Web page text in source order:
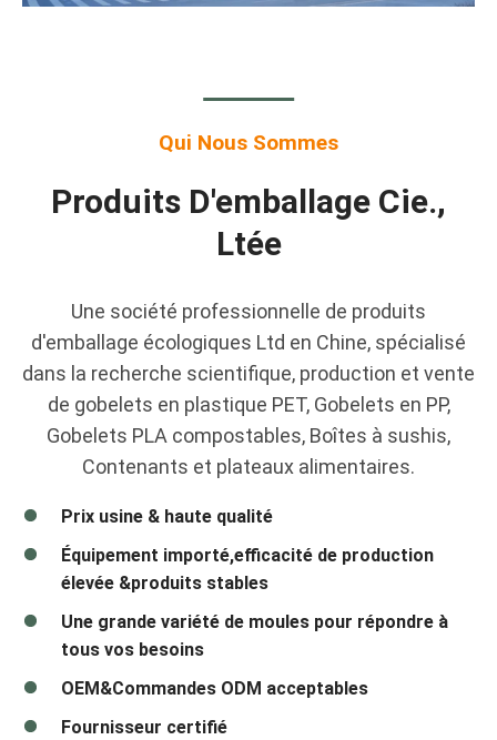
Qui Nous Sommes
Produits D'emballage Cie.,
Ltée
Une société professionnelle de produits
d'emballage écologiques Ltd en Chine, spécialisé
dans la recherche scientifique, production et vente
de gobelets en plastique PET, Gobelets en PP,
Gobelets PLA compostables, Boîtes à sushis,
Contenants et plateaux alimentaires.
Prix ​​usine & haute qualité
Équipement importé,efficacité de production
élevée &produits stables
Une grande variété de moules pour répondre à
tous vos besoins
OEM&Commandes ODM acceptables
Fournisseur certifié